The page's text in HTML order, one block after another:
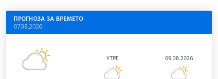
ПРОГНОЗА ЗА ВРЕМЕТО
07.08.2026
УТРЕ 09.08.2026